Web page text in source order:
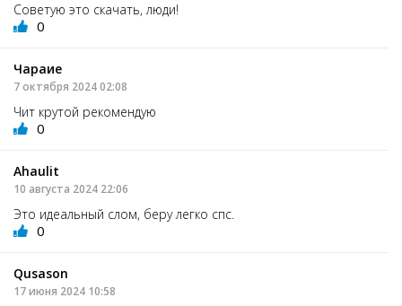
Советую это скачать, люди!
0
Чараие
7 октября 2024 02:08
Чит крутой рекомендую
0
Ahaulit
10 августа 2024 22:06
Это идеальный слом, беру легко спс.
0
Qusason
17 июня 2024 10:58